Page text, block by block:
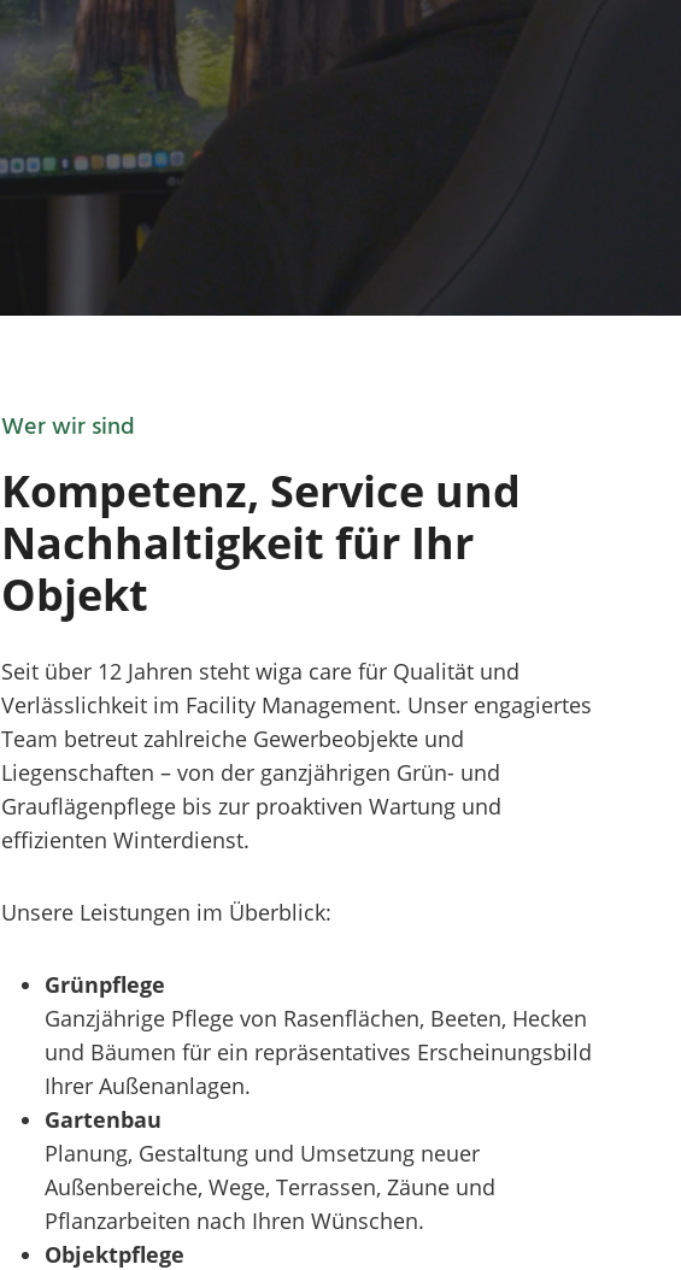
Wer wir sind
Kompetenz, Service und
Nachhaltigkeit für Ihr
Objekt
Seit über 12 Jahren steht wiga care für Qualität und
Verlässlichkeit im Facility Management. Unser engagiertes
Team betreut zahlreiche Gewerbeobjekte und
Liegenschaften – von der ganzjährigen Grün- und
Grauflägenpflege bis zur proaktiven Wartung und
effizienten Winterdienst.
Unsere Leistungen im Überblick:
Grünpflege
Ganzjährige Pflege von Rasenflächen, Beeten, Hecken
und Bäumen für ein repräsentatives Erscheinungsbild
Ihrer Außenanlagen.
Gartenbau
Planung, Gestaltung und Umsetzung neuer
Außenbereiche, Wege, Terrassen, Zäune und
Pflanzarbeiten nach Ihren Wünschen.
Objektpflege